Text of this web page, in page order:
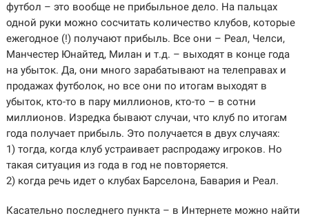
футбол – это вообще не прибыльное дело. На пальцах
одной руки можно сосчитать количество клубов, которые
ежегодное (!) получают прибыль. Все они – Реал, Челси,
Манчестер Юнайтед, Милан и т.д. – выходят в конце года
на убыток. Да, они много зарабатывают на телеправах и
продажах футболок, но все они по итогам выходят в
убыток, кто-то в пару миллионов, кто-то – в сотни
миллионов. Изредка бывают случаи, что клуб по итогам
года получает прибыль. Это получается в двух случаях:
1) тогда, когда клуб устраивает распродажу игроков. Но
такая ситуация из года в год не повторяется.
2) когда речь идет о клубах Барселона, Бавария и Реал.
Касательно последнего пункта – в Интернете можно найти